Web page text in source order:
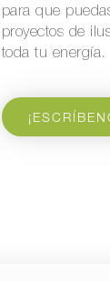
para que
proyectos de
toda tu energía.